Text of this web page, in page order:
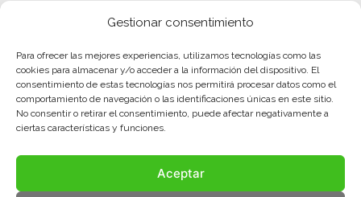
Gestionar consentimiento
Para ofrecer las mejores experiencias, utilizamos tecnologías como las
cookies para almacenar y/o acceder a la información del dispositivo. El
consentimiento de estas tecnologías nos permitirá procesar datos como el
comportamiento de navegación o las identificaciones únicas en este sitio.
No consentir o retirar el consentimiento, puede afectar negativamente a
ciertas características y funciones.
Aceptar